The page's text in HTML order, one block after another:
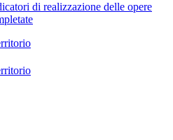
di realizzazione delle opere